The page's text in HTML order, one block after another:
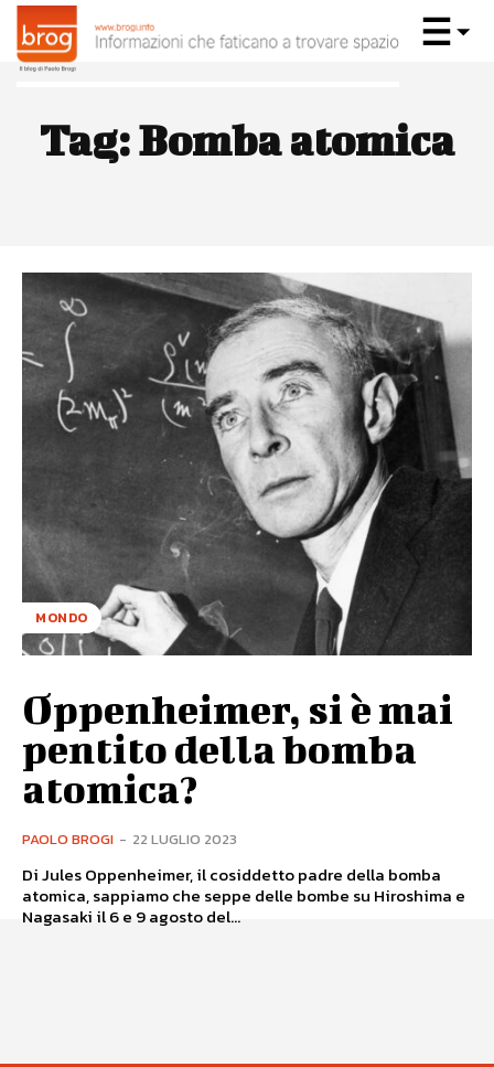
Tag:Bomba atomica
MONDO
Oppenheimer, si è mai
pentito della bomba
atomica?
PAOLO BROGI - 22 LUGLIO 2023
Di Jules Oppenheimer, il cosiddetto padre della bomba
atomica, sappiamo che seppe delle bombe su Hiroshima e
Nagasaki il 6 e 9 agosto del...